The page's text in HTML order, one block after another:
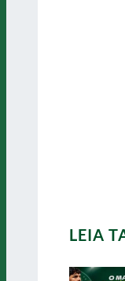
LEIA